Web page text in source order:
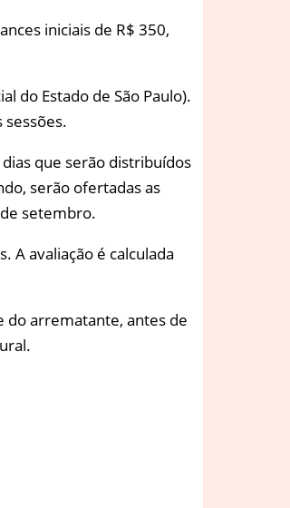
iniciais de R$ 350,
do Estado de São Paulo).
sessões.
que serão distribuídos
serão ofertadas as
setembro.
A avaliação é calculada
do arrematante, antes de